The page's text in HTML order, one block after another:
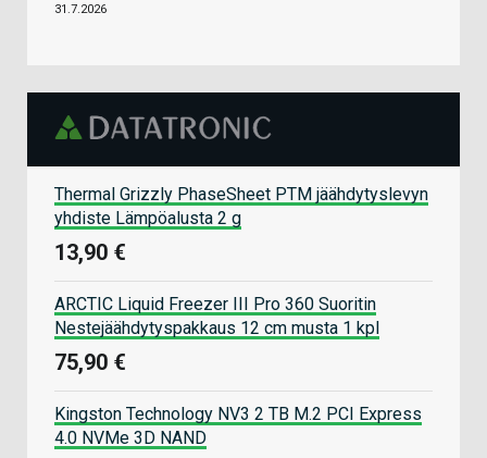
31.7.2026
Thermal Grizzly PhaseSheet PTM jäähdytyslevyn
yhdiste Lämpöalusta 2 g
13,90 €
ARCTIC Liquid Freezer III Pro 360 Suoritin
Nestejäähdytyspakkaus 12 cm musta 1 kpl
75,90 €
Kingston Technology NV3 2 TB M.2 PCI Express
4.0 NVMe 3D NAND